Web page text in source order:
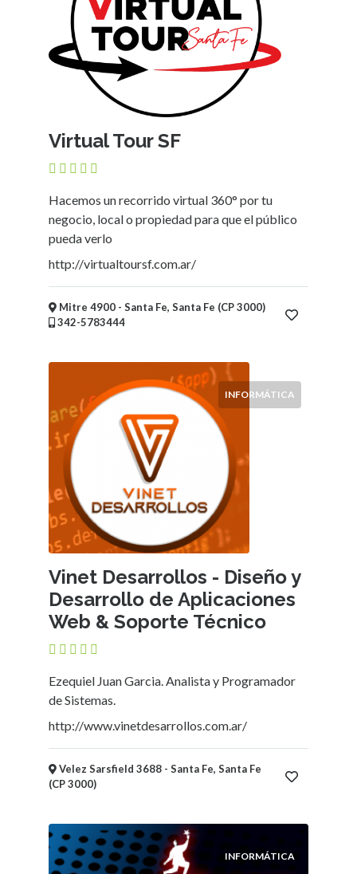
Virtual Tour SF
Hacemos un recorrido virtual 360° por tu
negocio, local o propiedad para que el público
pueda verlo
http://virtualtoursf.com.ar/
Mitre 4900 - Santa Fe, Santa Fe (CP 3000)
342-5783444
INFORMÁTICA
Vinet Desarrollos - Diseño y
Desarrollo de Aplicaciones
Web & Soporte Técnico
Ezequiel Juan Garcia. Analista y Programador
de Sistemas.
http://www.vinetdesarrollos.com.ar/
Velez Sarsfield 3688 - Santa Fe, Santa Fe
(CP 3000)
INFORMÁTICA